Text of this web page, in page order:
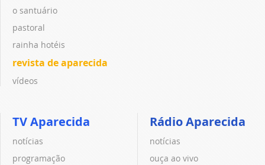
o santuário
pastoral
rainha hotéis
revista de aparecida
vídeos
TV Aparecida
notícias
programação
Rádio Aparecida
notícias
ouça ao vivo